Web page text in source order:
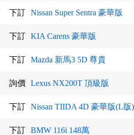
下訂 Nissan Super Sentra 豪華版
下訂 KIA Carens 豪華版
下訂 Mazda 新馬3 5D 尊貴
詢價 Lexus NX200T 頂級版
下訂 Nissan TIIDA 4D 豪華版(L版
下訂 BMW 116i 148萬